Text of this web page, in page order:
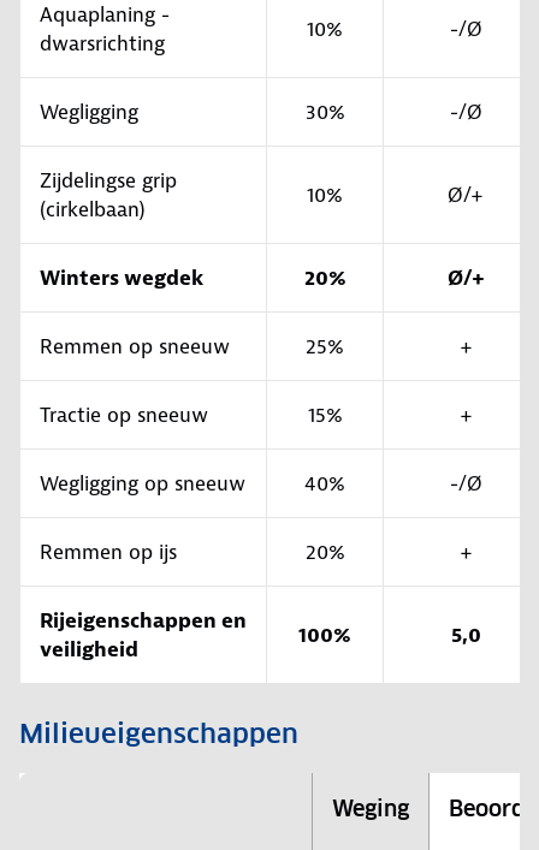
Aquaplaning -
dwarsrichting
10% -/Ø
Wegligging 30% -/Ø
Zijdelingse grip
(cirkelbaan)
10% Ø/+
Winters wegdek 20% Ø/+
Remmen op sneeuw 25% +
Tractie op sneeuw 15% +
Wegligging op sneeuw 40% -/Ø
Remmen op ijs 20% +
Rijeigenschappen en
veiligheid
100% 5,0
Milieueigenschappen
Weging